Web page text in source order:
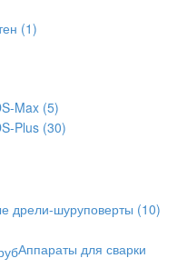
(1)
Max (5)
Plus (30)
дрели-шуруповерты (10)
Аппараты для сварки